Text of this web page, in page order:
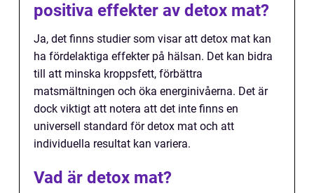
positiva effekter av detox mat?
Ja, det finns studier som visar att detox mat kan
ha fördelaktiga effekter på hälsan. Det kan bidra
till att minska kroppsfett, förbättra
matsmältningen och öka energinivåerna. Det är
dock viktigt att notera att det inte finns en
universell standard för detox mat och att
individuella resultat kan variera.
Vad är detox mat?